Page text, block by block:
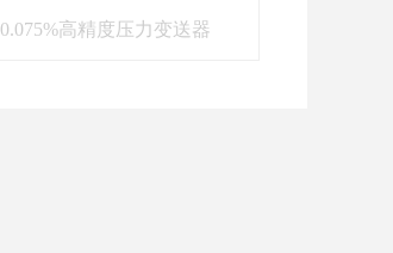
0.075%高精度压力变送器